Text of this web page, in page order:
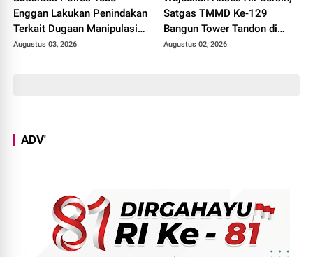
Enggan Lakukan Penindakan
Terkait Dugaan Manipulasi
Nopol Kendaraan Dinas
Augustus 03, 2026
Satgas TMMD Ke-129
Bangun Tower Tandon di
Desa Tanjung Agung
Augustus 02, 2026
ADV'